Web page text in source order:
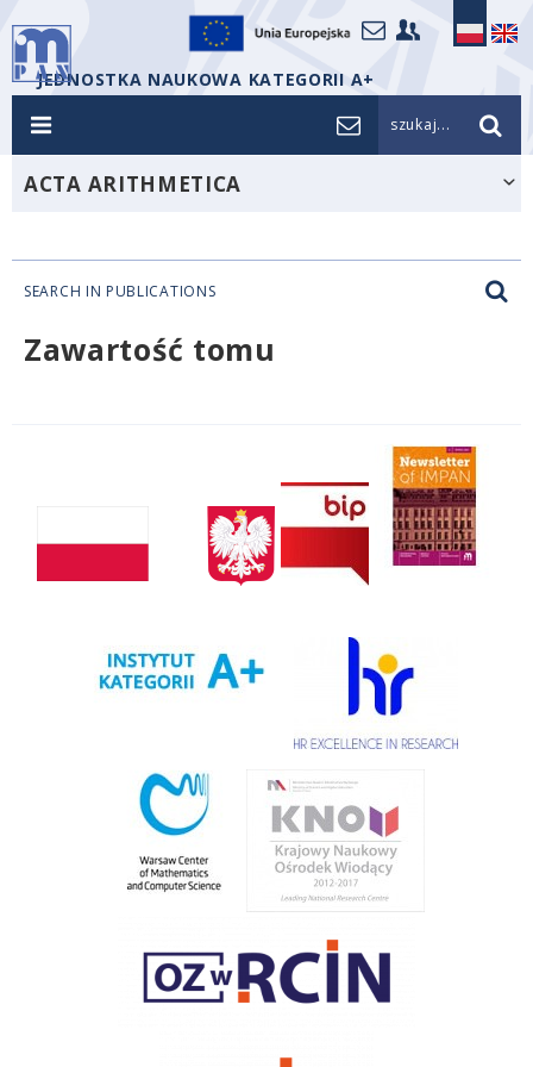
JEDNOSTKA NAUKOWA KATEGORII A+
szukaj...
ACTA ARITHMETICA
SEARCH IN PUBLICATIONS
Zawartość tomu